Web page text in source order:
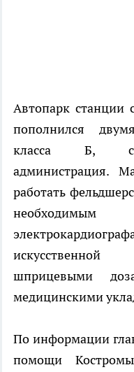
Автопарк станции
пополнился
класса Б,
администрация.
работать
необходимым
шприцевыми
медицинскими
По информации
помощи